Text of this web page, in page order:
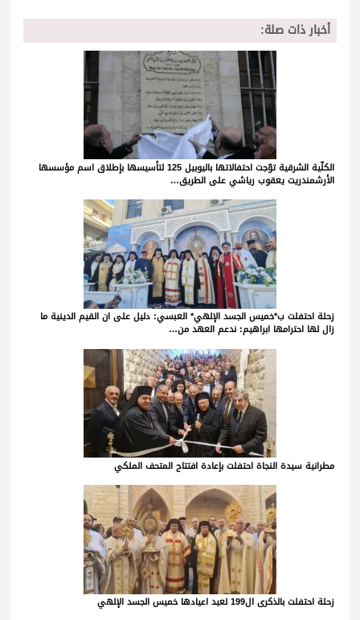
أخبار ذات صلة:
الكلّية الشرقية توّجت احتفالاتها باليوبيل 125 لتأسيسها بإطلاق اسم مؤسسها
الأرشمندريت يعقوب رياشي على الطريق…
زحلة احتفلت ب*خميس الجسد الإلهي* العبسي: دليل على ان القيم الدينية ما
زال لها احترامها ابراهيم: ندعم العهد من…
مطرانية سيدة النجاة احتفلت بإعادة افتتاح المتحف الملكي
زحلة احتفلت بالذكرى ال199 لعيد اعيادها خميس الجسد الإلهي